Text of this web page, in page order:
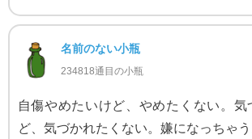
名前のない小瓶
234818通目の小瓶
自傷やめたいけど、やめたくない。気
ど、気づかれたくない。嫌になっちゃう